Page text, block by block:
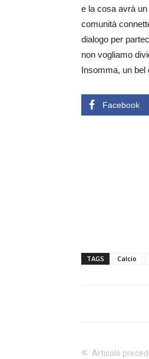
e la cosa avrà
comunità
dialogo per
non vogliamo
Insomma, un bel
Facebook
TAGS Calcio
Articolo